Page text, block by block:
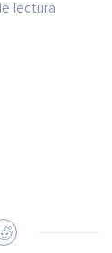
lectura